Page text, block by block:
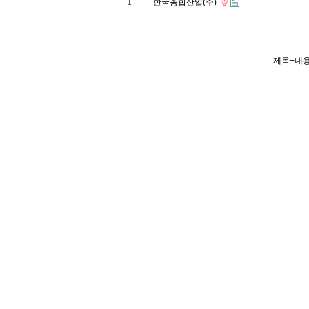
1 한국종합산업(주)